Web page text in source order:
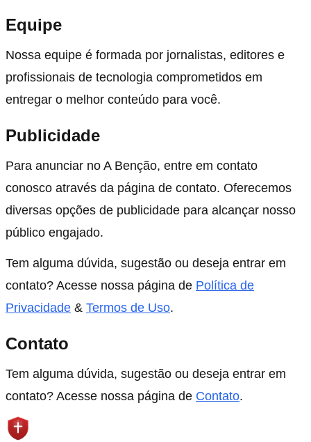
Equipe
Nossa equipe é formada por jornalistas, editores e
profissionais de tecnologia comprometidos em
entregar o melhor conteúdo para você.
Publicidade
Para anunciar no A Benção, entre em contato
conosco através da página de contato. Oferecemos
diversas opções de publicidade para alcançar nosso
público engajado.
Tem alguma dúvida, sugestão ou deseja entrar em
contato? Acesse nossa página de Política de
Privacidade & Termos de Uso.
Contato
Tem alguma dúvida, sugestão ou deseja entrar em
contato? Acesse nossa página de Contato.